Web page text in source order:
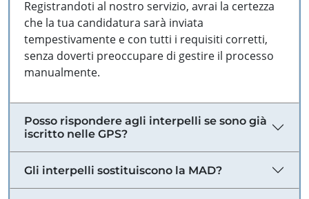
Registrandoti al nostro servizio, avrai la certezza
che la tua candidatura sarà inviata
tempestivamente e con tutti i requisiti corretti,
senza doverti preoccupare di gestire il processo
manualmente.
Posso rispondere agli interpelli se sono già
iscritto nelle GPS?
Gli interpelli sostituiscono la MAD?